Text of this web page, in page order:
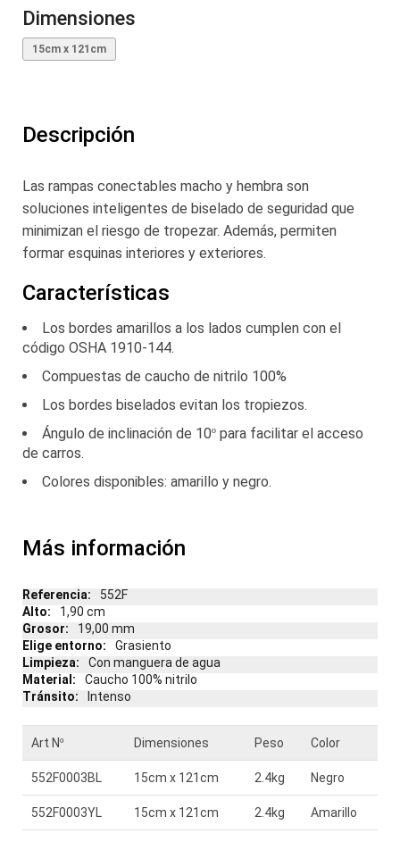
Dimensiones
15cm x 121cm
Descripción
Las rampas conectables macho y hembra son
soluciones inteligentes de biselado de seguridad que
minimizan el riesgo de tropezar. Además, permiten
formar esquinas interiores y exteriores.
Características
Los bordes amarillos a los lados cumplen con el
código OSHA 1910-144.
Compuestas de caucho de nitrilo 100%
Los bordes biselados evitan los tropiezos.
Ángulo de inclinación de 10º para facilitar el acceso
de carros.
Colores disponibles: amarillo y negro.
Más información
Más
información
552F
1,90 cm
19,00 mm
Grasiento
Con manguera de agua
Caucho 100% nitrilo
Intenso
Art Nº Dimensiones Peso Color
552F0003BL 15cm x 121cm 2.4kg Negro
552F0003YL 15cm x 121cm 2.4kg Amarillo